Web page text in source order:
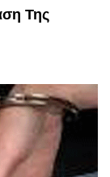
Της